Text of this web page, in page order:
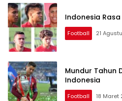
Indonesia
Football 21
Mundur Tahun
Indonesia
Football 18 Maret